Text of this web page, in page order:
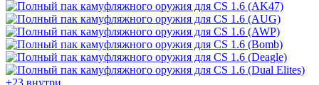
+23 внутри